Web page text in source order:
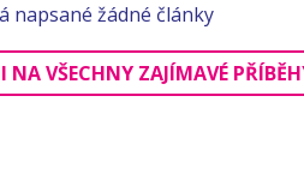
napsané žádné články
NA VŠECHNY ZAJÍMAVÉ